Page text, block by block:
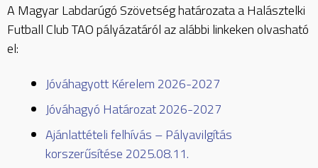
A Magyar Labdarúgó Szövetség határozata a Halásztelki
Futball Club TAO pályázatáról az alábbi linkeken olvasható
el:
Jóváhagyott Kérelem 2026-2027
Jóváhagyó Határozat 2026-2027
Ajánlattételi felhívás – Pályavilgítás
korszerűsítése 2025.08.11.